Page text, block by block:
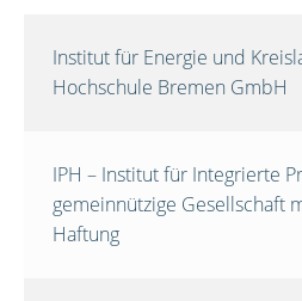
Institut für Energie und
Hochschule Bremen GmbH
IPH – Institut für Integrierte
gemeinnützige Gesellschaft
Haftung